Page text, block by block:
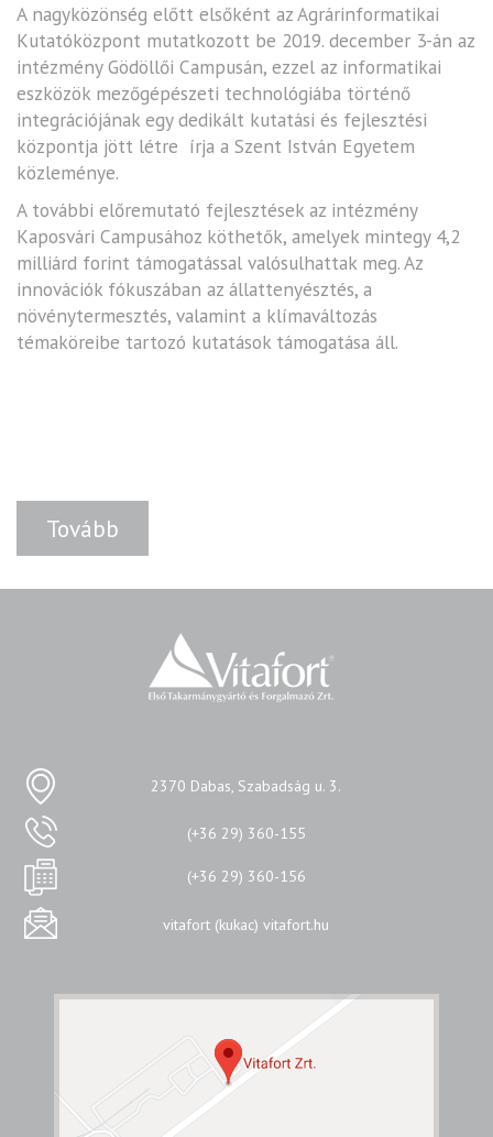
A nagyközönség előtt elsőként az Agrárinformatikai
Kutatóközpont mutatkozott be 2019. december 3-án az
intézmény Gödöllői Campusán, ezzel az informatikai
eszközök mezőgépészeti technológiába történő
integrációjának egy dedikált kutatási és fejlesztési
központja jött létre írja a Szent István Egyetem
közleménye.
A további előremutató fejlesztések az intézmény
Kaposvári Campusához köthetők, amelyek mintegy 4,2
milliárd forint támogatással valósulhattak meg. Az
innovációk fókuszában az állattenyésztés, a
növénytermesztés, valamint a klímaváltozás
témaköreibe tartozó kutatások támogatása áll.
Tovább
2370 Dabas, Szabadság u. 3.
(+36 29) 360-155
(+36 29) 360-156
vitafort (kukac) vitafort.hu